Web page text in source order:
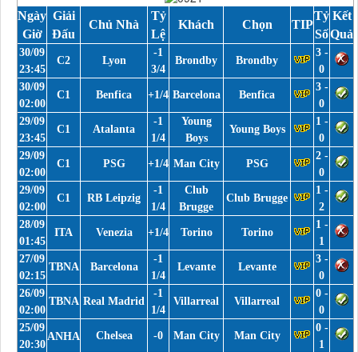
Ngày
Giờ
Giải
Đấu
Chủ Nhà
Tỷ
Lệ
Khách Chọn TIP
Tỷ
Số
Kết
Quả
30/09
23:45
C2 Lyon
-1
3/4
Brondby Brondby
3 -
0
30/09
02:00
C1 Benfica +1/4 Barcelona Benfica
3 -
0
29/09
23:45
C1 Atalanta
-1
1/4
Young
Boys
Young Boys
1 -
0
29/09
02:00
C1 PSG +1/4 Man City PSG
2 -
0
29/09
02:00
C1 RB Leipzig
-1
1/4
Club
Brugge
Club Brugge
1 -
2
28/09
01:45
ITA Venezia +1/4 Torino Torino
1 -
1
27/09
02:15
TBNA Barcelona
-1
1/4
Levante Levante
3 -
0
26/09
02:00
TBNA Real Madrid
-1
1/4
Villarreal Villarreal
0 -
0
25/09
20:30
ANHA Chelsea -0 Man City Man City
0 -
1